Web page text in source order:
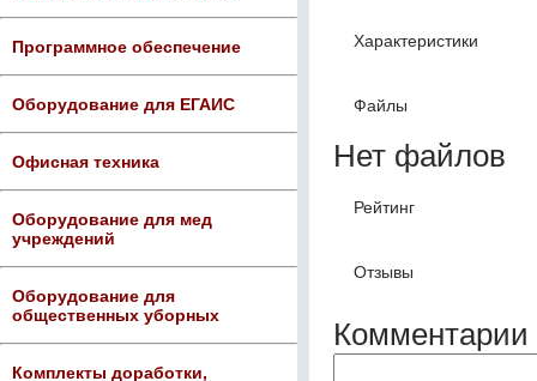
Программное обеспечение
Оборудование для ЕГАИС
Офисная техника
Оборудование для мед
учреждений
Оборудование для
общественных уборных
Комплекты доработки,
Характеристики
Файлы
Нет файлов
Рейтинг
Отзывы
Комментарии